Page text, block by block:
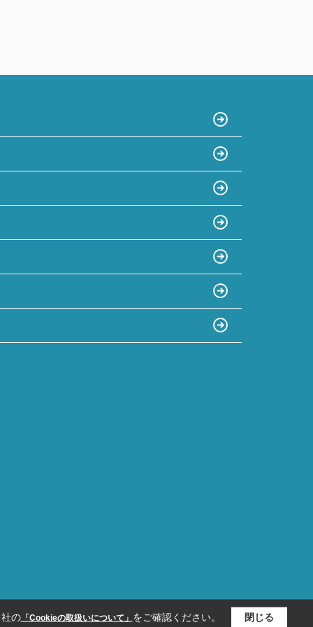
の「Cookieの取扱いについて」 をご確認ください。 閉じる